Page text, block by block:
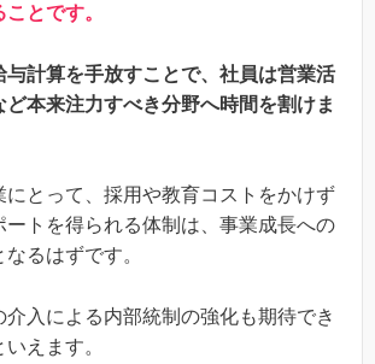
とです。
与計算を手放すことで、社員は営業活
本来注力すべき分野へ時間を割けま
にとって、採用や教育コストをかけず
ートを得られる体制は、事業成長への
るはずです。
介入による内部統制の強化も期待でき
えます。